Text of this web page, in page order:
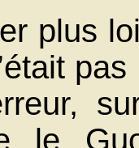
plus
le